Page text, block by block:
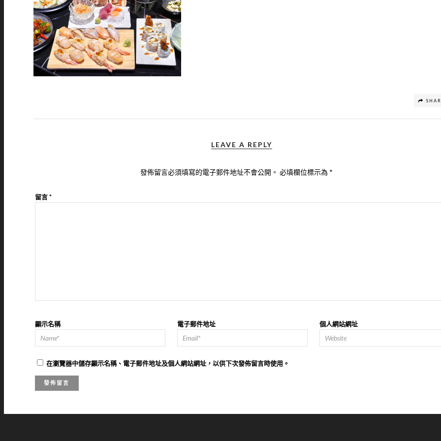
LEAVE A REPLY
發佈留言必須填寫的電子郵件地址不會公開。 必填欄位標示為 *
留言*
顯示名稱 電子郵件地址 個人網站網址
在瀏覽器中儲存顯示名稱、電子郵件地址及個人網站網址，以供下次發佈留言時使用。